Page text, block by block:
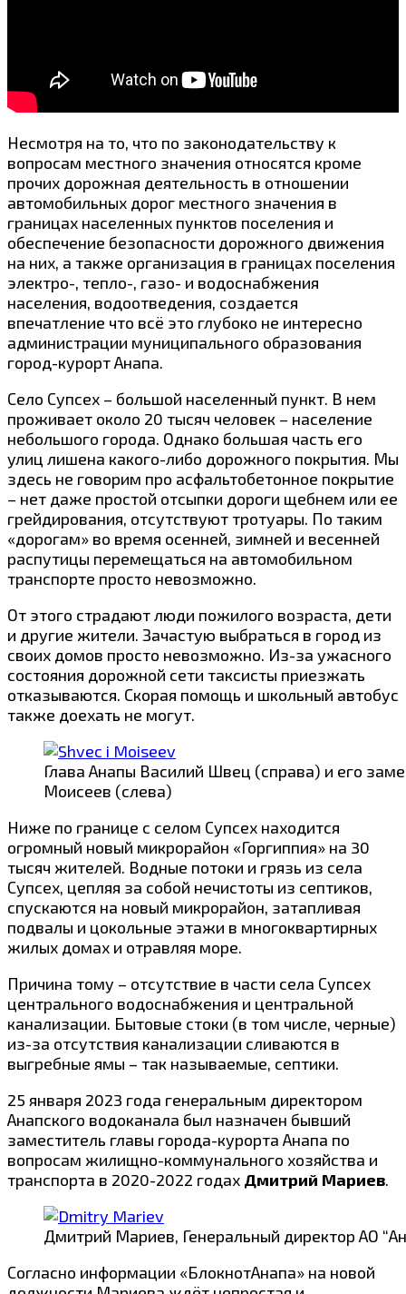
Несмотря на то, что по законодательству к
вопросам местного значения относятся кроме
прочих дорожная деятельность в отношении
автомобильных дорог местного значения в
границах населенных пунктов поселения и
обеспечение безопасности дорожного движения
на них, а также организация в границах поселения
электро-, тепло-, газо- и водоснабжения
населения, водоотведения, создается
впечатление что всё это глубоко не интересно
администрации муниципального образования
город-курорт Анапа.
Село Супсех – большой населенный пункт. В нем
проживает около 20 тысяч человек – население
небольшого города. Однако большая часть его
улиц лишена какого-либо дорожного покрытия. Мы
здесь не говорим про асфальтобетонное покрытие
– нет даже простой отсыпки дороги щебнем или ее
грейдирования, отсутствуют тротуары. По таким
«дорогам» во время осенней, зимней и весенней
распутицы перемещаться на автомобильном
транспорте просто невозможно.
От этого страдают люди пожилого возраста, дети
и другие жители. Зачастую выбраться в город из
своих домов просто невозможно. Из-за ужасного
состояния дорожной сети таксисты приезжать
отказываются. Скорая помощь и школьный автобус
также доехать не могут.
Глава Анапы Василий Швец (справа) и его
Моисеев (слева)
Ниже по границе с селом Супсех находится
огромный новый микрорайон «Горгиппия» на 30
тысяч жителей. Водные потоки и грязь из села
Супсех, цепляя за собой нечистоты из септиков,
спускаются на новый микрорайон, затапливая
подвалы и цокольные этажи в многоквартирных
жилых домах и отравляя море.
Причина тому – отсутствие в части села Супсех
центрального водоснабжения и центральной
канализации. Бытовые стоки (в том числе, черные)
из-за отсутствия канализации сливаются в
выгребные ямы – так называемые, септики.
25 января 2023 года генеральным директором
Анапского водоканала был назначен бывший
заместитель главы города-курорта Анапа по
вопросам жилищно-коммунального хозяйства и
транспорта в 2020-2022 годах Дмитрий Мариев.
Дмитрий Мариев, Генеральный директор АО
Согласно информации «БлокнотАнапа» на новой